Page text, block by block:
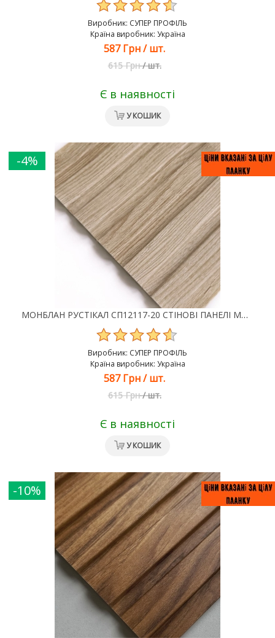
Виробник: СУПЕР ПРОФІЛЬ
Країна виробник: Україна
587 Грн/шт.
615 Грн /шт.
Є в наявності
У КОШИК
МОНБЛАН РУСТІКАЛ СП12117-20 СТІНОВІ ПАНЕЛІ МДФ SUPER PROFIL
Виробник: СУПЕР ПРОФІЛЬ
Країна виробник: Україна
-4%
587 Грн/шт.
615 Грн /шт.
Є в наявності
У КОШИК
-10%